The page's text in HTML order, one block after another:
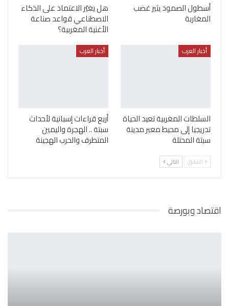
أسطول الصمود يثير غضب
المغاربة
هل يغيّر الاعتماد على الذكاء
الاصطناعي قواعد صناعة
الأغنية المغربية؟
أخبار العرب
السلطات المغربية تعيد الحياة
تدريجيا إلى محيط معبر مدينة
سبتة المحتلة
أخبار العرب
أربع قراءات إسبانية لأحداث
سبتة .. الهجرة واليمين
المتطرف والحرب الهجينة
السابق التالي
اقتصاد وبورصة